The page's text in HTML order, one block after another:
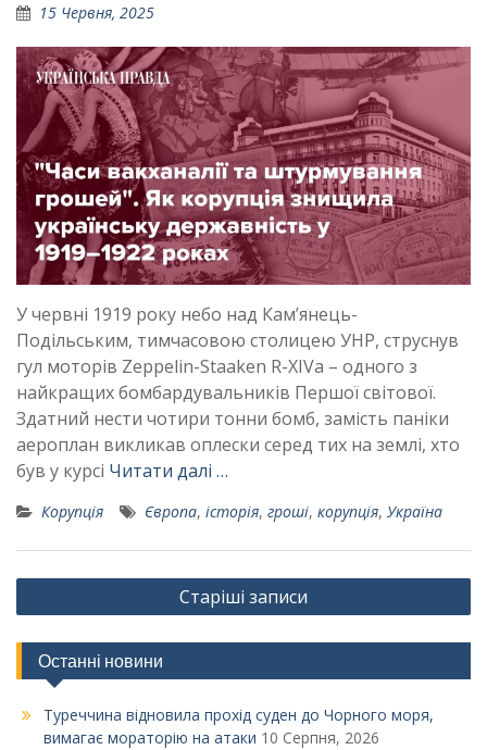
15 Червня, 2025
У червні 1919 року небо над Кам’янець-
Подільським, тимчасовою столицею УНР, струснув
гул моторів Zeppelin-Staaken R-XIVа – одного з
найкращих бомбардувальників Першої світової.
Здатний нести чотири тонни бомб, замість паніки
аероплан викликав оплески серед тих на землі, хто
був у курсі Читати далі …
Корупція Європа, історія, гроші, корупція, Україна
Навігація
за
записами
Старіші записи
Останні новини
Туреччина відновила прохід суден до Чорного моря,
вимагає мораторію на атаки 10 Серпня, 2026